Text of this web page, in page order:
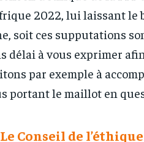
2022, lui laissant le
soit ces supputations
délai à vous exprimer
par exemple à
portant le maillot en
Le Conseil de